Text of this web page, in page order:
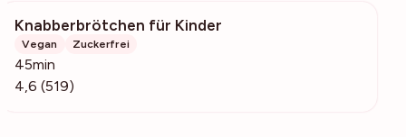
Knabberbrötchen für Kinder
Vegan Zuckerfrei
45min
4,6 (519)